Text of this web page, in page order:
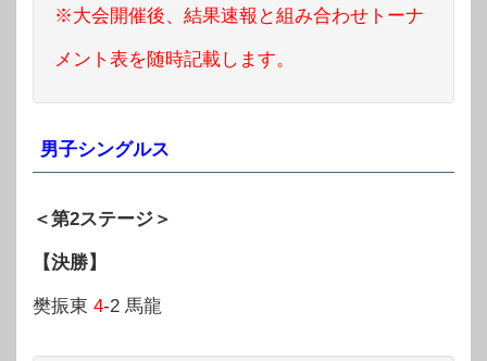
※大会開催後、結果速報と組み合わせトーナ
メント表を随時記載します。
男子シングルス
＜第2ステージ＞
【決勝】
樊振東 4-2 馬龍